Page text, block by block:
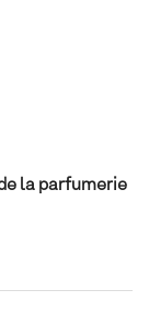
la parfumerie